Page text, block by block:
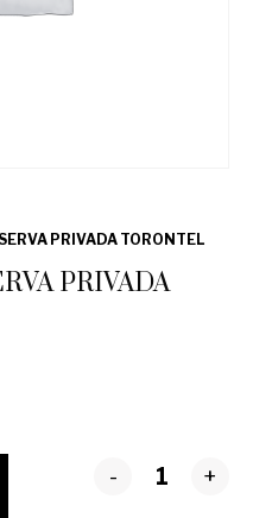
PRIVADA TORONTEL
PRIVADA
- +